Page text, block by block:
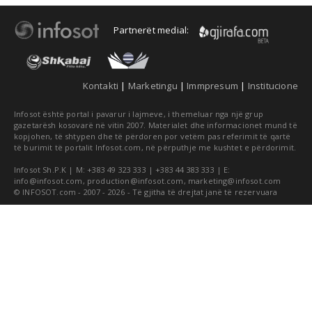
Partnerët medial:
Kontakti | Marketingu | Immpresum | Institucione
Infosot është portal i pavarur i lajmeve, i themeluar nga një grup
gazetarësh kosovarë në vitin 2007. Materialet dhe informacionet mund të
kopjohen, të shtypen dhe të përdoren por vetëm pas referimit të qartë
të burimit të portalit Infosot.com, në përputhje me kushtet e përdorimit.
Infosot Sh.P.K | M: +383 49 323 333 | +383 44 383 333 | E:
info@infosot.com , production@infosot.com , marketing@infosot.com
© INFOSOT.com - 2007 - 2026 - Të gjitha të drejtat janë të rezervuara